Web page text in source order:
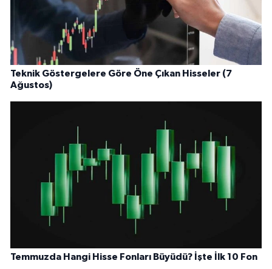
Teknik Göstergelere Göre Öne Çıkan Hisseler (7
Ağustos)
Temmuzda Hangi Hisse Fonları Büyüdü? İşte İlk 10 Fon